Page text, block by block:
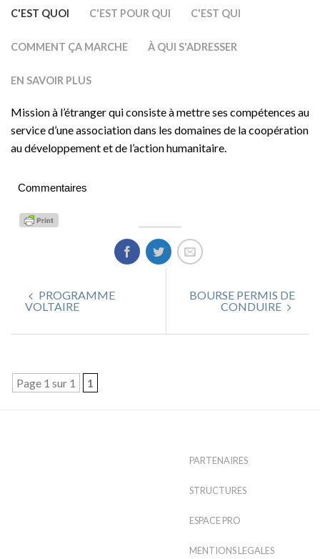
C'EST QUOI C'EST POUR QUI C'EST QUI
COMMENT ÇA MARCHE À QUI S'ADRESSER
EN SAVOIR PLUS
Mission à l’étranger qui consiste à mettre ses compétences au
service d’une association dans les domaines de la coopération
au développement et de l’action humanitaire.
Commentaires
PROGRAMME
VOLTAIRE
BOURSE PERMIS DE
CONDUIRE
Page 1 sur 1 1
PARTENAIRES
STRUCTURES
ESPACE PRO
MENTIONS LEGALES